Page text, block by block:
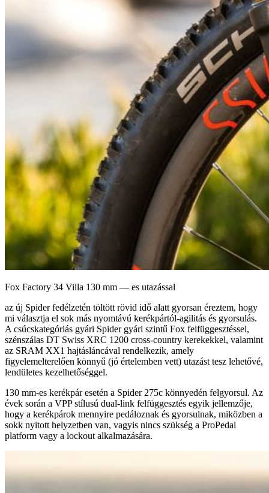
Fox Factory 34 Villa 130 mm — es utazással
az új Spider fedélzetén töltött rövid idő alatt gyorsan éreztem, hogy
mi választja el sok más nyomtávú kerékpártól-agilitás és gyorsulás.
A csúcskategóriás gyári Spider gyári szintű Fox felfüggesztéssel,
szénszálas DT Swiss XRC 1200 cross-country kerekekkel, valamint
az SRAM XX1 hajtásláncával rendelkezik, amely
figyelemelterelően könnyű (jó értelemben vett) utazást tesz lehetővé,
lendületes kezelhetőséggel.
130 mm-es kerékpár esetén a Spider 275c könnyedén felgyorsul. Az
évek során a VPP stílusú dual-link felfüggesztés egyik jellemzője,
hogy a kerékpárok mennyire pedáloznak és gyorsulnak, miközben a
sokk nyitott helyzetben van, vagyis nincs szükség a ProPedal
platform vagy a lockout alkalmazására.